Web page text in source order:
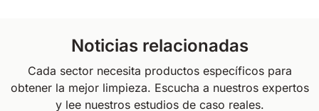
Noticias relacionadas
Cada sector necesita productos específicos para
obtener la mejor limpieza. Escucha a nuestros expertos
y lee nuestros estudios de caso reales.